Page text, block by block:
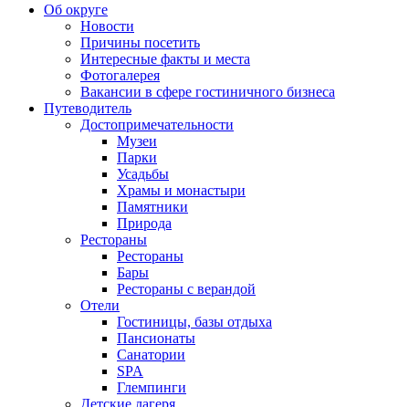
Об округе
Новости
Причины посетить
Интересные факты и места
Фотогалерея
Вакансии в сфере гостиничного бизнеса
Путеводитель
Достопримечательности
Музеи
Парки
Усадьбы
Храмы и монастыри
Памятники
Природа
Рестораны
Рестораны
Бары
Рестораны с верандой
Отели
Гостиницы, базы отдыха
Пансионаты
Санатории
SPA
Глемпинги
Детские лагеря